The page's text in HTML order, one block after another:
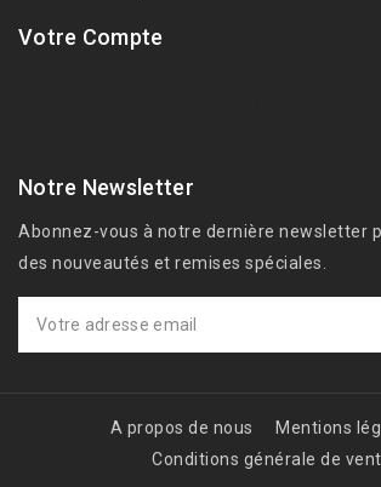
Votre Compte
Notre Newsletter
Abonnez-vous à notre dernière newsletter
des nouveautés et remises spéciales.
A propos de nous
Mentions
Conditions générale de